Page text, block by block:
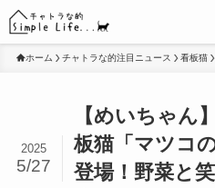
ホーム チャトラな的注目ニュース 看板猫
【めいちゃん
板猫「マツコ
登場！野菜と
2025
5/27